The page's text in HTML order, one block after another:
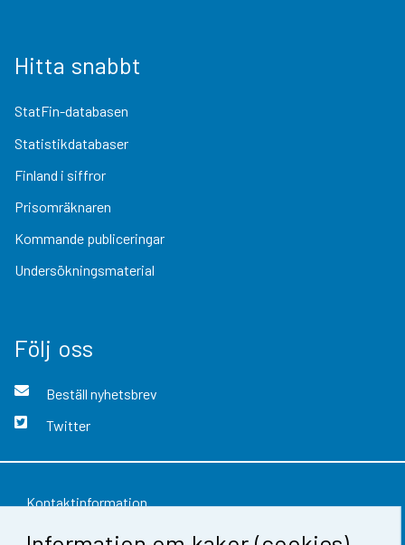
Hitta snabbt
StatFin-databasen
Statistikdatabaser
Finland i siffror
Prisomräknaren
Kommande publiceringar
Undersökningsmaterial
Följ oss
Beställ nyhetsbrev
Twitter
Kontaktinformation
Respons